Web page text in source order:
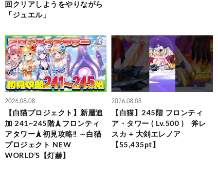
回クリアしようをやりながら
「ジュエル」
2026.08.08
【白猫プロジェクト】新層追
加 241~245階🗼フロンティ
アタワー🗼初見攻略‼ ～白猫
プロジェクト NEW
WORLD’S【灯赫】
2026.08.08
【白猫】245階 フロンティ
ア・タワー ( Lv.500 ) 斧レ
スカ + 大剣エレノア
【55,435pt】